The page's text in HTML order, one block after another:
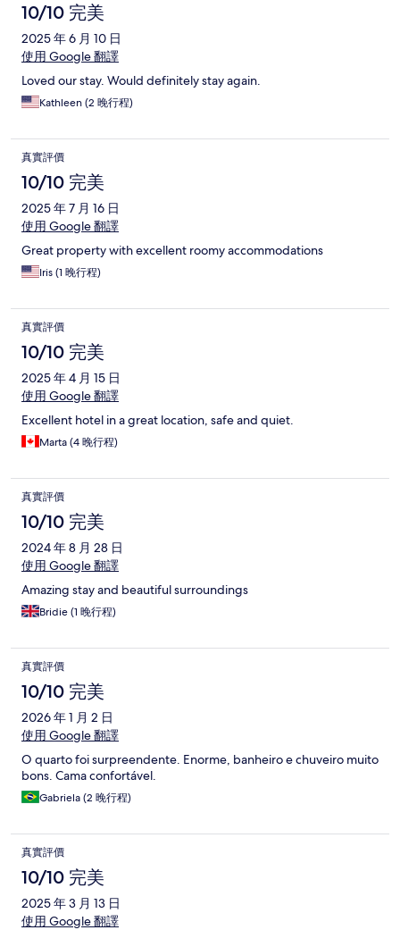
10/10 完美
2025 年 6 月 10 日
使用 Google 翻譯
Loved our stay. Would definitely stay again.
Kathleen (2 晚行程)
真實評價
10/10 完美
2025 年 7 月 16 日
使用 Google 翻譯
Great property with excellent roomy accommodations
Iris (1 晚行程)
真實評價
10/10 完美
2025 年 4 月 15 日
使用 Google 翻譯
Excellent hotel in a great location, safe and quiet.
Marta (4 晚行程)
真實評價
10/10 完美
2024 年 8 月 28 日
使用 Google 翻譯
Amazing stay and beautiful surroundings
Bridie (1 晚行程)
真實評價
10/10 完美
2026 年 1 月 2 日
使用 Google 翻譯
O quarto foi surpreendente. Enorme, banheiro e chuveiro muito
bons. Cama confortável.
Gabriela (2 晚行程)
真實評價
10/10 完美
2025 年 3 月 13 日
使用 Google 翻譯